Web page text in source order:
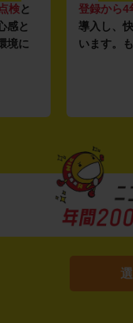
検と
感と
境に
登録から4
導入し、
います。